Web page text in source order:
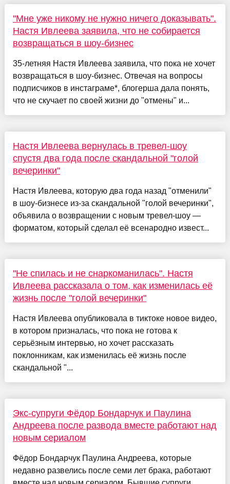
"Мне уже никому не нужно ничего доказывать".
Настя Ивлеева заявила, что не собирается
возвращаться в шоу-бизнес
35-летняя Настя Ивлеева заявила, что пока не хочет
возвращаться в шоу-бизнес. Отвечая на вопросы
подписчиков в инстаграме*, блогерша дала понять,
что не скучает по своей жизни до "отмены" и...
Настя Ивлеева вернулась в тревел-шоу
спустя два года после скандальной "голой
вечеринки"
Настя Ивлеева, которую два года назад "отменили"
в шоу-бизнесе из-за скандальной "голой вечеринки",
объявила о возвращении с новым тревел-шоу —
форматом, который сделал её всенародно извест...
"Не спилась и не снаркоманилась". Настя
Ивлеева рассказала о том, как изменилась её
жизнь после "голой вечеринки"
Настя Ивлеева опубликовала в тиктоке новое видео,
в котором призналась, что пока не готова к
серьёзным интервью, но хочет рассказать
поклонникам, как изменилась её жизнь после
скандальной "...
Экс-супруги Фёдор Бондарчук и Паулина
Андреева после развода вместе работают над
новым сериалом
Фёдор Бондарчук Паулина Андреева, которые
недавно развелись после семи лет брака, работают